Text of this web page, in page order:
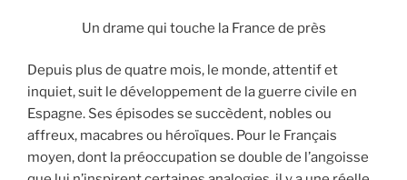
Un drame qui touche la France de près
Depuis plus de quatre mois, le monde, attentif et
inquiet, suit le développement de la guerre civile en
Espagne. Ses épisodes se succèdent, nobles ou
affreux, macabres ou héroïques. Pour le Français
moyen, dont la préoccupation se double de l’angoisse